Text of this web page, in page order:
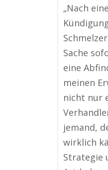
„Nach
Sache
eine
meinen
nicht nur
jemand,
wirklich
Strategie